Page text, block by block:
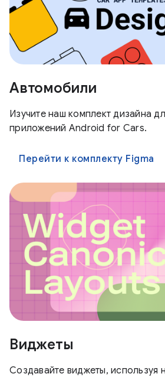
Автомобили
Изучите наш комплект дизайна
приложений Android for Cars.
Перейти к комплекту Figma
Виджеты
Создавайте виджеты, используя